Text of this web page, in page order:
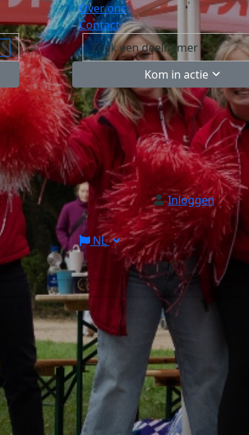
Over ons
Contact
Kom in actie
Inloggen
NL